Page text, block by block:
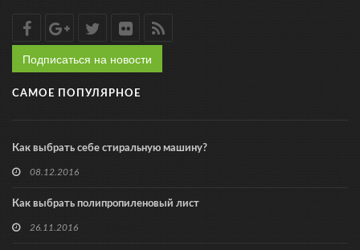
Подписаться на новости
САМОЕ ПОПУЛЯРНОЕ
Как выбрать себе стиральную машину?
08.12.2016
Как выбрать полипропиленовый лист
26.11.2016